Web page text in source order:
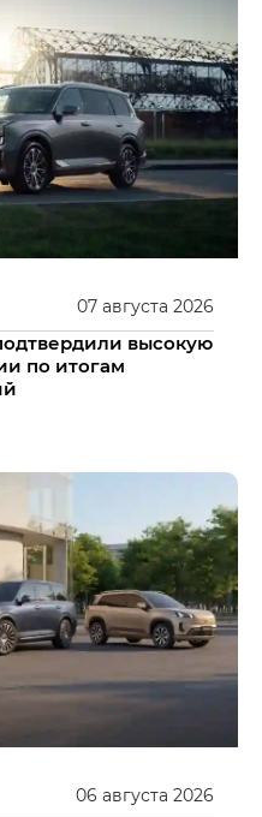
07 августа 2026
высокую
по итогам
06 августа 2026